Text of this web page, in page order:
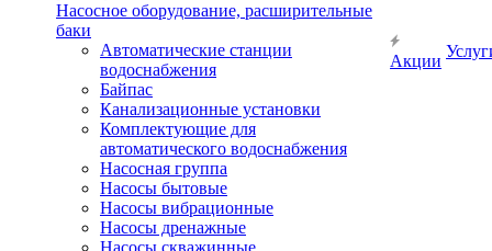
Насосное оборудование, расширительные
баки
Автоматические станции
водоснабжения
Байпас
Канализационные установки
Комплектующие для
автоматического водоснабжения
Насосная группа
Насосы бытовые
Насосы вибрационные
Насосы дренажные
Насосы скважинные
Акции